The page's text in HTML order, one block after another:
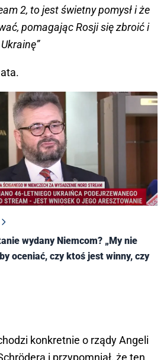
2, to jest świetny pomysł i że
pomagając Rosji się zbroić i
wydany Niemcom? „My nie
oceniać, czy ktoś jest winny, czy
konkretnie o rządy Angeli
i przypomniał, że ten